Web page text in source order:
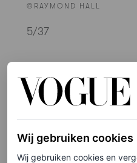
©RAYMOND HALL
5/37
9 oktober 2019
Haar verjaardag vierend in
Caviar-tas en Paige Carmen-
Wij gebruiken cookies
Wij gebruiken cookies en